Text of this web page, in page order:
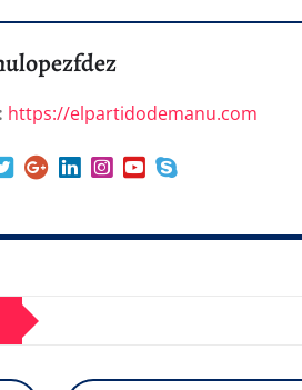
https://elpartidodemanu.com